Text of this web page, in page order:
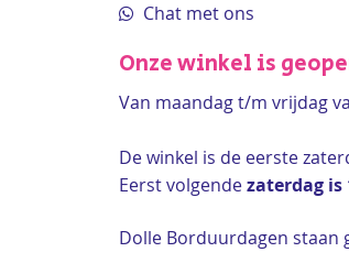
Chat met ons
Onze winkel is
Van maandag t/m vrijdag
De winkel is de eerste
Eerst volgendezaterdag is
Dolle Borduurdagen staan